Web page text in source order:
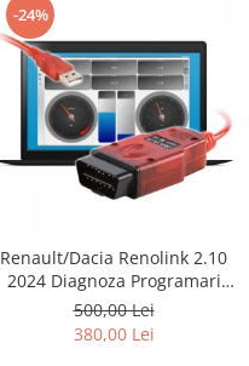
-24%
Renault/Dacia Renolink 2.10
2024 Diagnoza Programari
Chei UCH
500,00 Lei
380,00 Lei